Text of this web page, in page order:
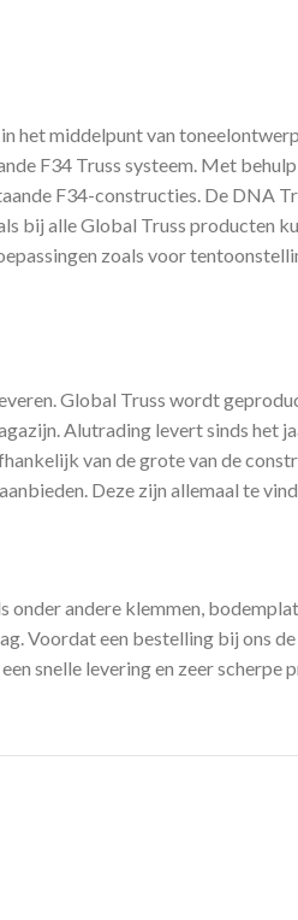
het middelpunt van
F34 Truss systeem. Met
F34-constructies. De DNA
bij alle Global Truss producten
zoals voor
Global Truss wordt
Alutrading levert sinds het
van de grote van de
Deze zijn allemaal te
andere klemmen,
Voordat een bestelling bij ons
snelle levering en zeer scherpe